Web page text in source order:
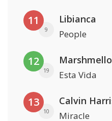
11
9
Libianca
People
12
19 Esta Vida
13
10
Calvin
Miracle